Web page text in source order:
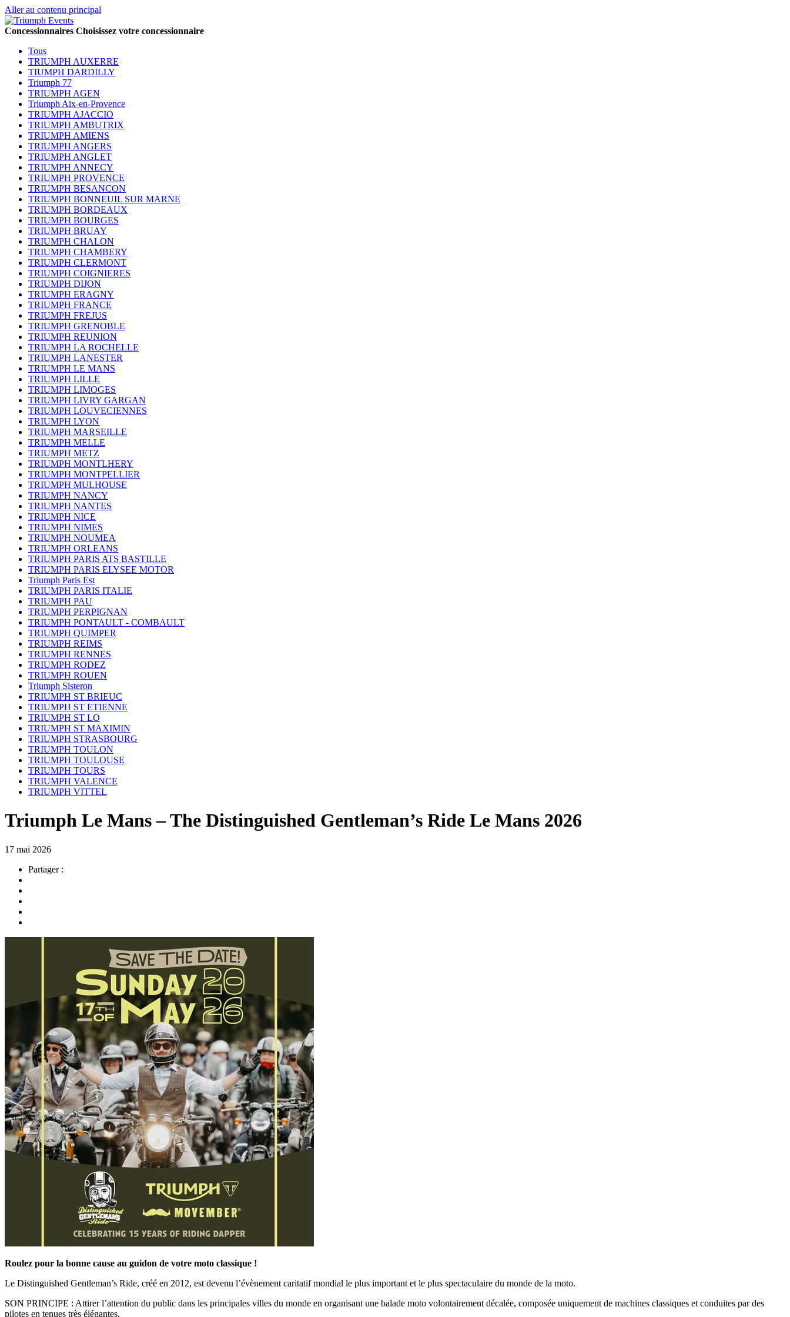
Aller au contenu principal
Concessionnaires Choisissez votre concessionnaire
Tous
TRIUMPH AUXERRE
TIUMPH DARDILLY
Triumph 77
TRIUMPH AGEN
Triumph Aix-en-Provence
TRIUMPH AJACCIO
TRIUMPH AMBUTRIX
TRIUMPH AMIENS
TRIUMPH ANGERS
TRIUMPH ANGLET
TRIUMPH ANNECY
TRIUMPH PROVENCE
TRIUMPH BESANCON
TRIUMPH BONNEUIL SUR MARNE
TRIUMPH BORDEAUX
TRIUMPH BOURGES
TRIUMPH BRUAY
TRIUMPH CHALON
TRIUMPH CHAMBERY
TRIUMPH CLERMONT
TRIUMPH COIGNIERES
TRIUMPH DIJON
TRIUMPH ERAGNY
TRIUMPH FRANCE
TRIUMPH FREJUS
TRIUMPH GRENOBLE
TRIUMPH REUNION
TRIUMPH LA ROCHELLE
TRIUMPH LANESTER
TRIUMPH LE MANS
TRIUMPH LILLE
TRIUMPH LIMOGES
TRIUMPH LIVRY GARGAN
TRIUMPH LOUVECIENNES
TRIUMPH LYON
TRIUMPH MARSEILLE
TRIUMPH MELLE
TRIUMPH METZ
TRIUMPH MONTLHERY
TRIUMPH MONTPELLIER
TRIUMPH MULHOUSE
TRIUMPH NANCY
TRIUMPH NANTES
TRIUMPH NICE
TRIUMPH NIMES
TRIUMPH NOUMEA
TRIUMPH ORLEANS
TRIUMPH PARIS ATS BASTILLE
TRIUMPH PARIS ELYSEE MOTOR
Triumph Paris Est
TRIUMPH PARIS ITALIE
TRIUMPH PAU
TRIUMPH PERPIGNAN
TRIUMPH PONTAULT - COMBAULT
TRIUMPH QUIMPER
TRIUMPH REIMS
TRIUMPH RENNES
TRIUMPH RODEZ
TRIUMPH ROUEN
Triumph Sisteron
TRIUMPH ST BRIEUC
TRIUMPH ST ETIENNE
TRIUMPH ST LO
TRIUMPH ST MAXIMIN
TRIUMPH STRASBOURG
TRIUMPH TOULON
TRIUMPH TOULOUSE
TRIUMPH TOURS
TRIUMPH VALENCE
TRIUMPH VITTEL
Triumph Le Mans – The Distinguished Gentleman’s Ride Le Mans 2026
17 mai 2026
Partager :
Roulez pour la bonne cause au guidon de votre moto classique !
Le Distinguished Gentleman’s Ride, créé en 2012, est devenu l’évènement caritatif mondial le plus important et le plus spectaculaire du monde de la moto.
SON PRINCIPE : Attirer l’attention du public dans les principales villes du monde en organisant une balade moto volontairement décalée, composée uniquement de machines classiques et conduites par des
pilotes en tenues très élégantes.